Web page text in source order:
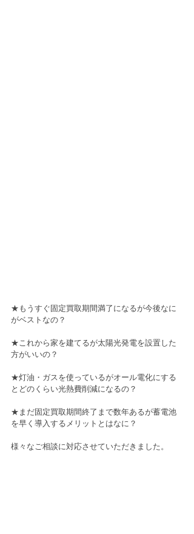
★もうすぐ固定買取期間満了になるが今後なに
がベストなの？
★これから家を建てるが太陽光発電を設置した
方がいいの？
★灯油・ガスを使っているがオール電化にする
とどのくらい光熱費削減になるの？
★まだ固定買取期間終了まで数年あるが蓄電池
を早く導入するメリットとはなに？
様々なご相談に対応させていただきました。